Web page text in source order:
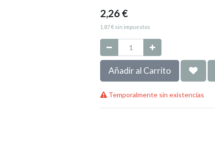
2,26 €
1,87€ sin impuestos
Añadir al Carrito
Temporalmente sin existencias